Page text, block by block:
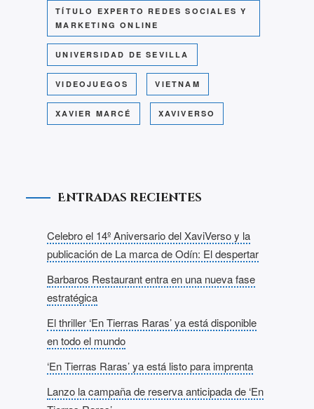
TÍTULO EXPERTO REDES SOCIALES Y
MARKETING ONLINE
UNIVERSIDAD DE SEVILLA
VIDEOJUEGOS VIETNAM
XAVIER MARCÉ XAVIVERSO
Entradas recientes
Celebro el 14º Aniversario del XaviVerso y la
publicación de La marca de Odín: El despertar
Barbaros Restaurant entra en una nueva fase
estratégica
El thriller ‘En Tierras Raras’ ya está disponible
en todo el mundo
‘En Tierras Raras’ ya está listo para imprenta
Lanzo la campaña de reserva anticipada de ‘En